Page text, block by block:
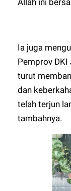
Ia juga
Pemprov DKI
turut
dan
telah terjun
tambahnya.